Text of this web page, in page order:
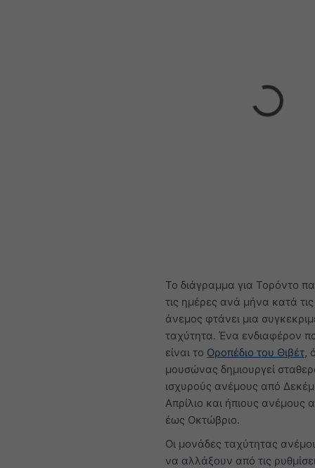
Το διάγραμμα για Τορόντο
τις ημέρες ανά μήνα κατά
άνεμος φτάνει μια
ταχύτητα. Ένα ενδιαφέρον
είναι το Οροπέδιο του Θιβέτ,
μουσώνας δημιουργεί
ισχυρούς ανέμους από
Απρίλιο και ήπιους ανέμους
έως Οκτώβριο.
Οι μονάδες ταχύτητας
να αλλάξουν από τις